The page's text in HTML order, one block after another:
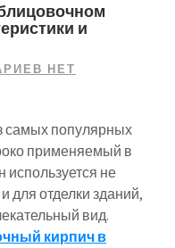
и
НЕТ
самых популярных
применяемый в
используется не
для отделки зданий,
вид.
кирпич в